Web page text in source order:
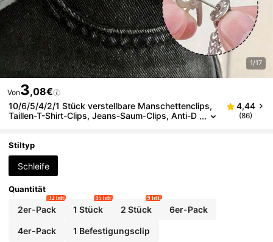
1/17
Von3,08€
10/6/5/4/2/1 Stück verstellbare Manschettenclips,
Taillen-T-Shirt-Clips, Jeans-Saum-Clips, Anti-D
e nahtlose Clips, geeignet für Hosen, Ärmel, Röcke
und Kleider
4,44
(86)
Stiltyp
Schleife
Quantität
2er-Pack
32 left
1 Stück
15 left
2 Stück
9 left
6er-Pack
4er-Pack 1 Befestigungsclip